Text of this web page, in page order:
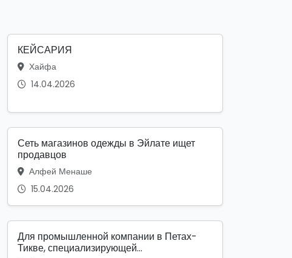
КЕЙСАРИЯ
Хайфа
14.04.2026
Сеть магазинов одежды в Эйлате ищет
продавцов
Алфей Менаше
15.04.2026
Для промышленной компании в Петах-
Тикве, специализирующей...